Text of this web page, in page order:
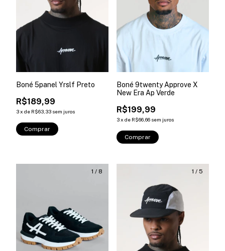
Boné 5panel Yrslf Preto
R$189,99
3x de R$63,33 sem juros
Comprar
Boné 9twenty Approve X
New Era Ap Verde
R$199,99
3x de R$66,66 sem juros
Comprar
1 / 8 1 / 5